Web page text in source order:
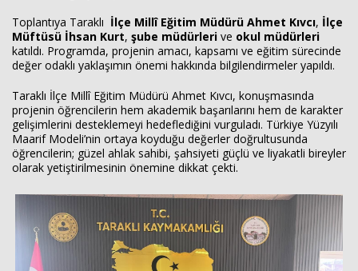
Toplantıya Taraklı İlçe Millî Eğitim Müdürü Ahmet Kıvcı, İlçe
Müftüsü İhsan Kurt, şube müdürleri ve okul müdürleri
katıldı. Programda, projenin amacı, kapsamı ve eğitim sürecinde
değer odaklı yaklaşımın önemi hakkında bilgilendirmeler yapıldı.
Taraklı İlçe Millî Eğitim Müdürü Ahmet Kıvcı, konuşmasında
projenin öğrencilerin hem akademik başarılarını hem de karakter
gelişimlerini desteklemeyi hedeflediğini vurguladı. Türkiye Yüzyılı
Maarif Modeli’nin ortaya koyduğu değerler doğrultusunda
öğrencilerin; güzel ahlak sahibi, şahsiyeti güçlü ve liyakatli bireyler
olarak yetiştirilmesinin önemine dikkat çekti.